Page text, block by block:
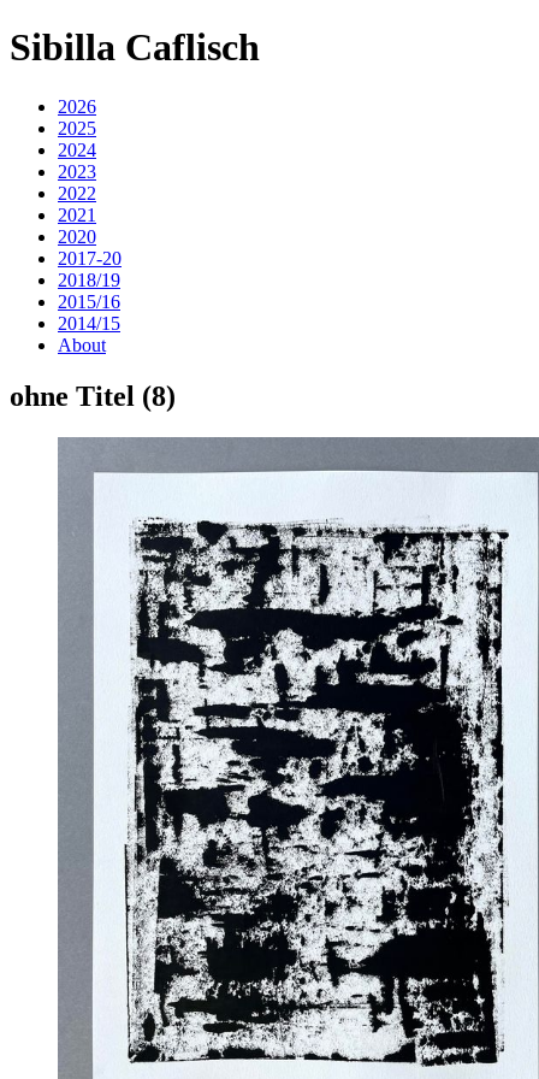
Sibilla Caflisch
2026
2025
2024
2023
2022
2021
2020
2017-20
2018/19
2015/16
2014/15
About
ohne Titel (8)